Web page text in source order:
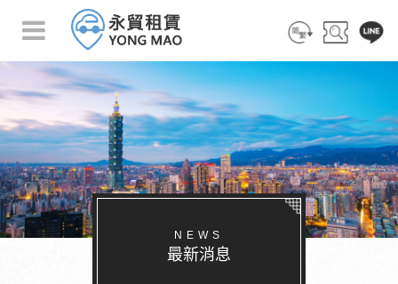
NEWS
最新消息